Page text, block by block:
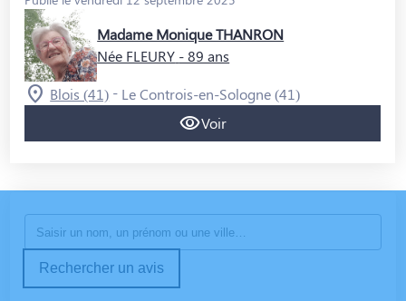
QUI SOMMES-NOUS ?
NOUS REJOINDRE
Madame Monique THANRON
Née FLEURY - 89 ans
Blois (41) - Le Controis-en-Sologne (41)
Voir
Rechercher un avis